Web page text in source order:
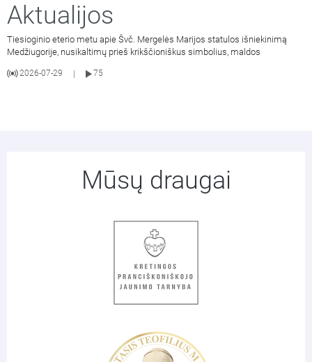
Aktualijos
Tiesioginio eterio metu apie Švč. Mergelės Marijos statulos išniekinimą
Medžiugorije, nusikaltimų prieš krikščioniškus simbolius, maldos
2026-07-29 75
Mūsų draugai